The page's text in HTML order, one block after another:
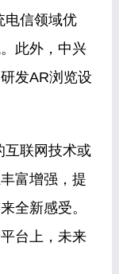
电信领域优
此外，中兴
发AR浏览设
互联网技术或
富增强，提
全新感受。
台上，未来